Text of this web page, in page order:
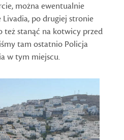
można ewentualnie
po drugiej stronie
też stanąć na kotwicy przed
tam ostatnio Policja
w tym miejscu.